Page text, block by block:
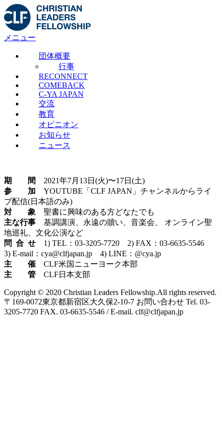
コ
ン
テ
ン
メニュー
団体概要
行事
RECONNECT
COMEBACK
C-YA JAPAN
交流
教育
オピニオン
お知らせ
ニュース
期 間 2021年7月13日(火)〜17日(土)
参 加 YOUTUBE「CLF JAPAN」チャンネルからライ
ブ配信(日本語のみ)
対 象 聖書に興味のある方どなたでも
主な行事 基調講演、永遠の贖い、音楽会、 オンライン聖
地巡礼、文化公演など
問 合 せ 1) TEL：03-3205-7720 2) FAX：03-6635-5546
3) E-mail：cya@clfjapan.jp 4) LINE：@cya.jp
主 催 CLF米国ニューヨーク本部
主 管 CLF日本支部
Copyright © 2020 Christian Leaders Fellowship.All rights reserved.
〒169-0072東京都新宿区大久保2-10-7 お問い合わせ Tel. 03-
3205-7720 FAX. 03-6635-5546 / E-mail. clf@clfjapan.jp